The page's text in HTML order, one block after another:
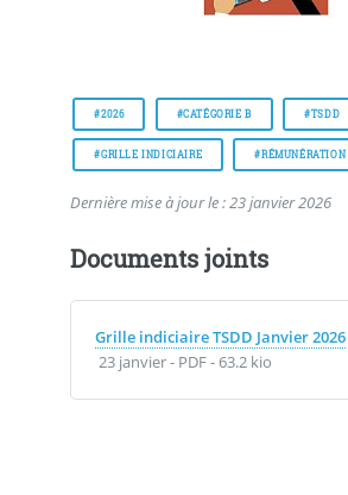
#2026 #CATÉGORIE B #TSDD
#GRILLE INDICIAIRE #RÉMUNÉRATION
Dernière mise à jour le : 23 janvier 2026
Documents joints
Grille indiciaire TSDD Janvier 2026
23 janvier- PDF-63.2 kio